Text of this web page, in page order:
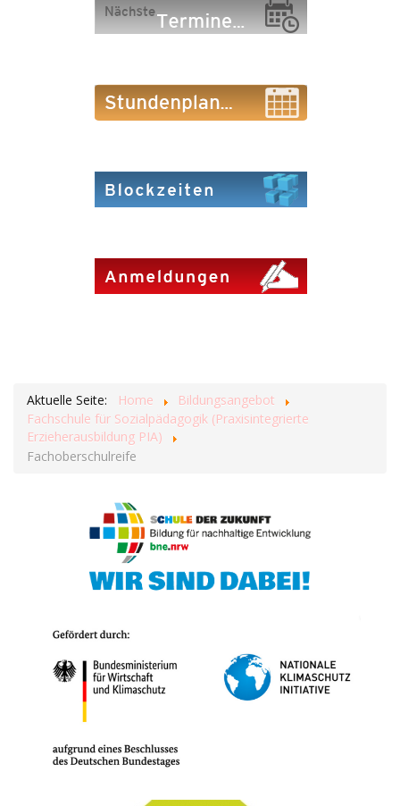
Aktuelle Seite: Home
Bildungsangebot
Fachschule für Sozialpädagogik (Praxisintegrierte
Erzieherausbildung PIA)
Fachoberschulreife